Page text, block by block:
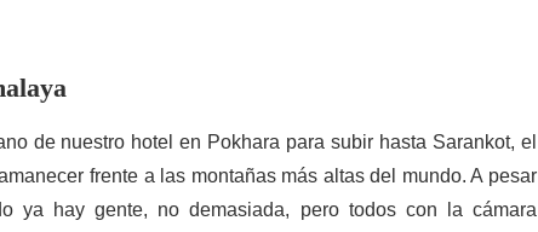
de nuestro hotel en Pokhara para subir hasta Sarankot, el
frente a las montañas más altas del mundo. A pesar
ya hay gente, no demasiada, pero todos con la cámara